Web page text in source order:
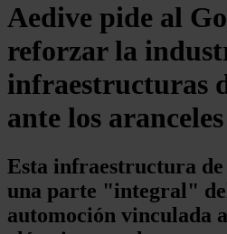
Aedive pide al
reforzar la
infraestructuras
ante los aranceles
Esta infraestructura de
una parte "integral"
automoción vinculada